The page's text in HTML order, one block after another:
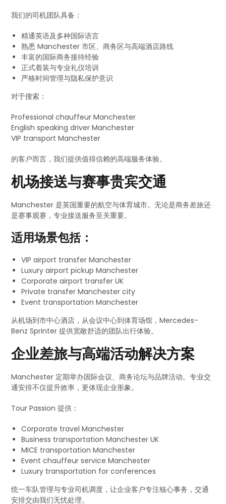
我们的司机团队具备：
精通英语及多种国际语言
熟悉 Manchester 市区、商务区与高端酒店路线
丰富的国际商务接待经验
正式着装与专业礼仪培训
严格时间管理与隐私保护意识
对于搜索：
Professional chauffeur Manchester
English speaking driver Manchester
VIP transport Manchester
的客户而言，我们提供值得信赖的高端服务体验。
机场接送与赛事贵宾交通
Manchester 是英国重要的航空与体育城市。无论是商务差旅还
是赛事观赛，专业接送服务至关重要。
适用场景包括：
VIP airport transfer Manchester
Luxury airport pickup Manchester
Corporate airport transfer UK
Private transfer Manchester city
Event transportation Manchester
从机场到市中心酒店，从会议中心到体育场馆，Mercedes-
Benz Sprinter 提供宽敞舒适的团队出行体验。
企业差旅与高端活动解决方案
Manchester 定期举办国际会议、商务论坛与品牌活动。专业交
通安排不仅提升效率，更体现企业形象。
Tour Passion 提供：
Corporate travel Manchester
Business transportation Manchester UK
MICE transportation Manchester
Event chauffeur service Manchester
Luxury transportation for conferences
统一车队管理与专业司机调度，让企业客户专注核心事务，交通
安排交由我们无忧处理。